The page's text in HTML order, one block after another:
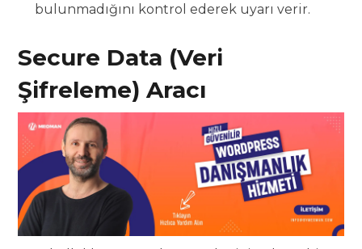
bulunmadığını kontrol ederek uyarı verir.
Secure Data (Veri
Şifreleme) Aracı